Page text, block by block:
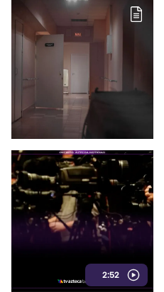
2:52